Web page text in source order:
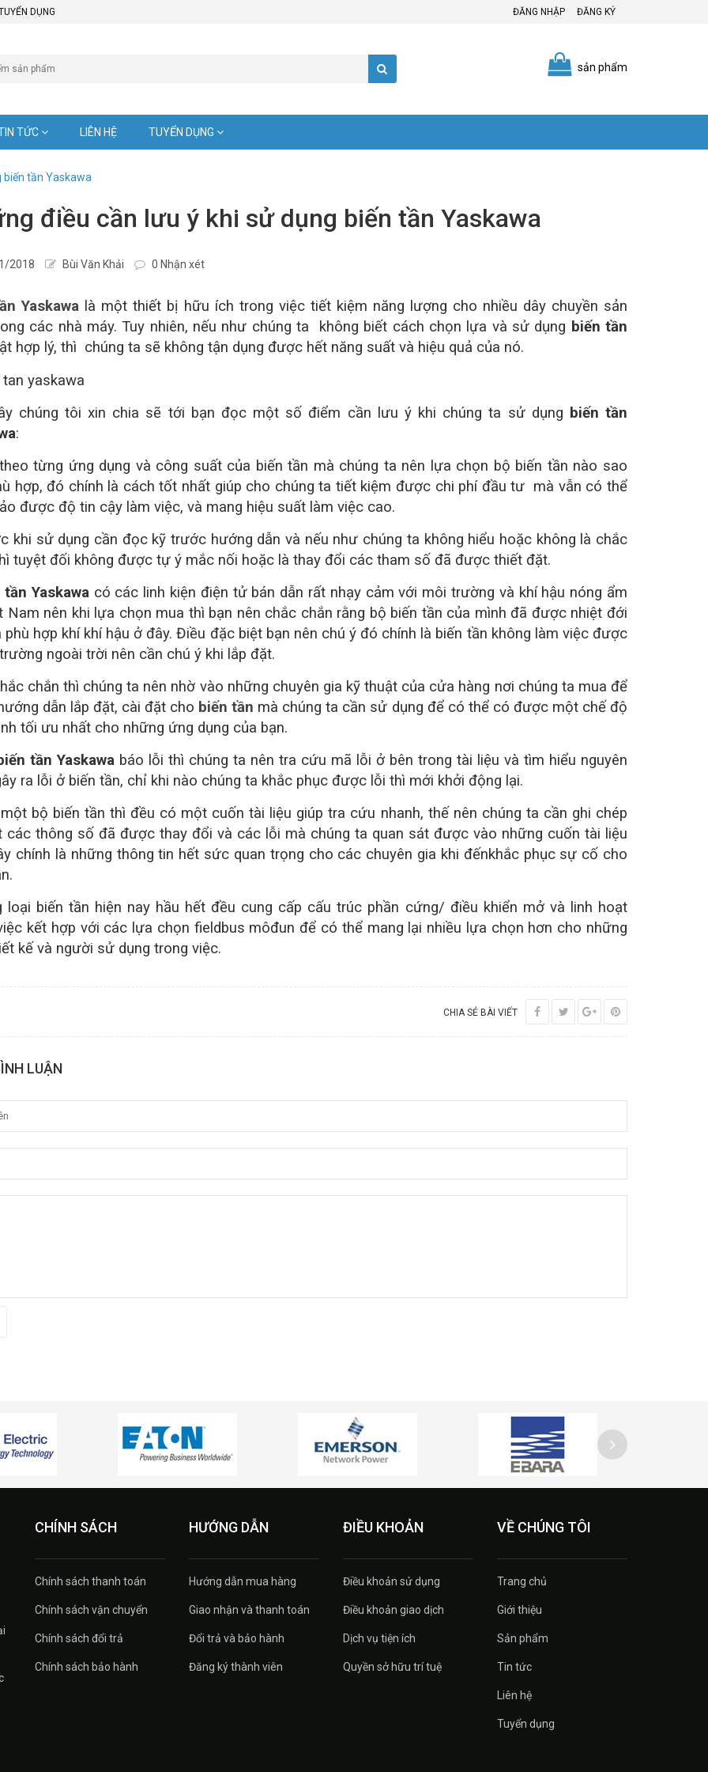
DỤNG ĐĂNG NHẬP ĐĂNG KÝ
sản phẩm
TỨC LIÊN HỆ TUYỂN DỤNG
biến tần Yaskawa
điều cần lưu ý khi sử dụng biến tần Yaskawa
2018 Bùi Văn Khải 0 Nhận xét
Yaskawalà một thiết bị hữu ích trong việc tiết kiệm năng lượng cho nhiều dây chuyền sản
các nhà máy. Tuy nhiên, nếu như chúng ta không biết cách chọn lựa và sử dụng biến tần
hợp lý, thì chúng ta sẽ không tận dụng được hết năng suất và hiệu quả của nó.
chúng tôi xin chia sẽ tới bạn đọc một số điểm cần lưu ý khi chúng ta sử dụng biến tần
:
từng ứng dụng và công suất của biến tần mà chúng ta nên lựa chọn bộ biến tần nào sao
hợp, đó chính là cách tốt nhất giúp cho chúng ta tiết kiệm được chi phí đầu tư mà vẫn có thể
được độ tin cậy làm việc, và mang hiệu suất làm việc cao.
khi sử dụng cần đọc kỹ trước hướng dẫn và nếu như chúng ta không hiểu hoặc không là chắc
tuyệt đối không được tự ý mắc nối hoặc là thay đổi các tham số đã được thiết đặt.
tần Yaskawacó các linh kiện điện tử bán dẫn rất nhạy cảm với môi trường và khí hậu nóng ẩm
Nam nên khi lựa chọn mua thì bạn nên chắc chắn rằng bộ biến tần của mình đã được nhiệt đới
phù hợp khí khí hậu ở đây. Điều đặc biệt bạn nên chú ý đó chính là biến tần không làm việc được
ngoài trời nên cần chú ý khi lắp đặt.
chắn thì chúng ta nên nhờ vào những chuyên gia kỹ thuật của cửa hàng nơi chúng ta mua để
dẫn lắp đặt, cài đặt cho biến tần mà chúng ta cần sử dụng để có thể có được một chế độ
tối ưu nhất cho những ứng dụng của bạn.
tần Yaskawabáo lỗi thì chúng ta nên tra cứu mã lỗi ở bên trong tài liệu và tìm hiểu nguyên
ra lỗi ở biến tần, chỉ khi nào chúng ta khắc phục được lỗi thì mới khởi động lại.
bộ biến tần thì đều có một cuốn tài liệu giúp tra cứu nhanh, thế nên chúng ta cần ghi chép
các thông số đã được thay đổi và các lỗi mà chúng ta quan sát được vào những cuốn tài liệu
chính là những thông tin hết sức quan trọng cho các chuyên gia khi đếnkhắc phục sự cố cho
loại biến tần hiện nay hầu hết đều cung cấp cấu trúc phần cứng/ điều khiển mở và linh hoạt
kết hợp với các lựa chọn fieldbus môđun để có thể mang lại nhiều lựa chọn hơn cho những
kế và người sử dụng trong việc.
CHIA SẺ BÀI VIẾT
LUẬN
CHÍNH SÁCH
Chính sách thanh toán
Chính sách vận chuyển
Chính sách đổi trả
Chính sách bảo hành
HƯỚNG DẪN
Hướng dẫn mua hàng
Giao nhận và thanh toán
Đổi trả và bảo hành
Đăng ký thành viên
ĐIỀU KHOẢN
Điều khoản sử dụng
Điều khoản giao dịch
Dịch vụ tiện ích
Quyền sở hữu trí tuệ
VỀ CHÚNG TÔI
Trang chủ
Giới thiệu
Sản phẩm
Tin tức
Liên hệ
Tuyển dụng